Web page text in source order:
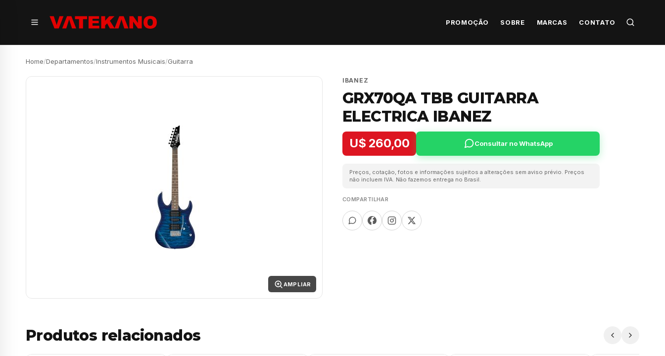
PROMOÇÃO SOBRE MARCAS CONTATO
Home/Departamentos/Instrumentos Musicais/Guitarra
AMPLIAR
IBANEZ
GRX70QA TBB GUITARRA
ELECTRICA IBANEZ
U$ 260,00 Consultar no WhatsApp
Preços, cotação, fotos e informações sujeitos a alterações sem aviso prévio. Preços
não incluem IVA. Não fazemos entrega no Brasil.
COMPARTILHAR
Produtos relacionados